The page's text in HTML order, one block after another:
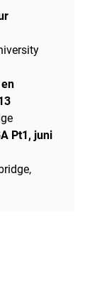
Pt1, juni